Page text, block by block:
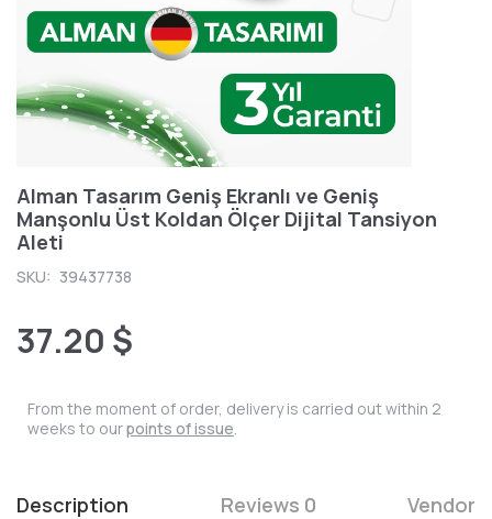
Alman Tasarım Geniş Ekranlı ve Geniş
Manşonlu Üst Koldan Ölçer Dijital Tansiyon
Aleti
SKU: 39437738
37.20 $
From the moment of order, delivery is carried out within 2
weeks to ourpoints of issue.
Description Reviews 0 Vendor